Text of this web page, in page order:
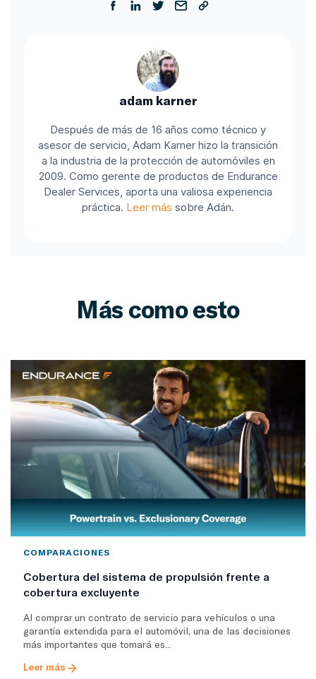
adam karner
Después de más de 16 años como técnico y
asesor de servicio, Adam Karner hizo la transición
a la industria de la protección de automóviles en
2009. Como gerente de productos de Endurance
Dealer Services, aporta una valiosa experiencia
práctica. Leer más sobre Adán.
Más como esto
COMPARACIONES
Cobertura del sistema de propulsión frente a
cobertura excluyente
Al comprar un contrato de servicio para vehículos o una
garantía extendida para el automóvil, una de las decisiones
más importantes que tomará es...
Leer más